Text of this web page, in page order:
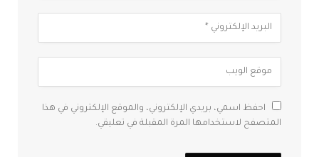
احفظ اسمي، بريدي الإلكتروني، والموقع الإلكتروني في هذا
المتصفح لاستخدامها المرة المقبلة في تعليقي.